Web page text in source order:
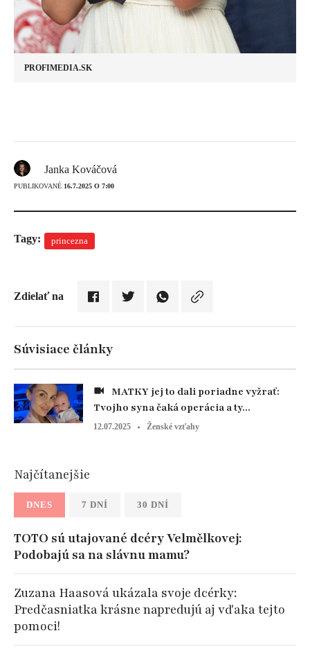
PROFIMEDIA.SK
Janka Kováčová
PUBLIKOVANÉ 16.7.2025 O 7:00
Tagy: princezna
Zdielať na
Súvisiace články
Tvojho syna čaká operácia a ty...
12.07.2025 Ženské vzťahy
Najčítanejšie
DNES 7 DNÍ 30 DNÍ
TOTO sú utajované dcéry Velmělkovej:
Podobajú sa na slávnu mamu?
Zuzana Haasová ukázala svoje dcérky:
Predčasniatka krásne napredujú aj vďaka tejto
pomoci!